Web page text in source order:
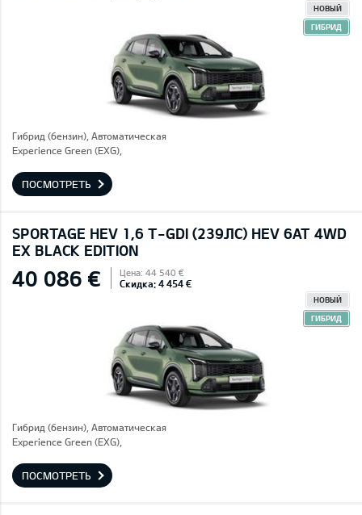
НОВЫЙ
ГИБРИД
Гибрид (бензин), Автоматическая
Experience Green (EXG),
ПОСМОТРЕТЬ
SPORTAGE HEV 1,6 T-GDI (239ЛС) HEV 6AT 4WD
EX BLACK EDITION
40 086 € Цена: 44 540 €
Скидка: 4 454 €
НОВЫЙ
ГИБРИД
Гибрид (бензин), Автоматическая
Experience Green (EXG),
ПОСМОТРЕТЬ